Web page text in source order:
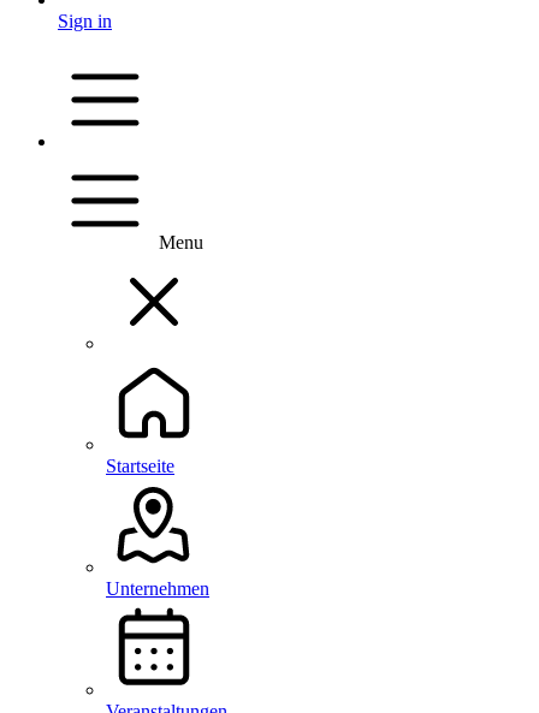
Sign in
Menu
Startseite
Unternehmen